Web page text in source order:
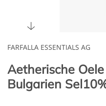
FARFALLA ESSENTIALS AG
Aetherische
Bulgarien